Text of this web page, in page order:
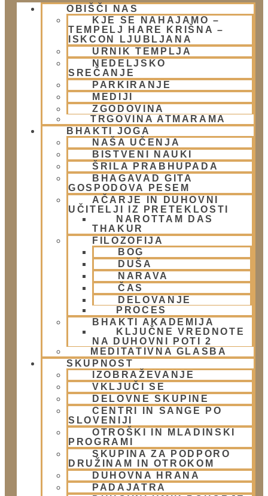
OBIŠČI NAS
KJE SE NAHAJAMO –
TEMPELJ HARE KRIŠNA –
ISKCON LJUBLJANA
URNIK TEMPLJA
NEDELJSKO
SREČANJE
PARKIRANJE
MEDIJI
ZGODOVINA
TRGOVINA ATMARAMA
BHAKTI JOGA
NAŠA UČENJA
BISTVENI NAUKI
ŠRILA PRABHUPADA
BHAGAVAD GITA
GOSPODOVA PESEM
AČARJE IN DUHOVNI
UČITELJI IZ PRETEKLOSTI
NAROTTAM DAS
THAKUR
FILOZOFIJA
BOG
DUŠA
NARAVA
ČAS
DELOVANJE
PROCES
BHAKTI AKADEMIJA
KLJUČNE VREDNOTE
NA DUHOVNI POTI 2
MEDITATIVNA GLASBA
SKUPNOST
IZOBRAŽEVANJE
VKLJUČI SE
DELOVNE SKUPINE
CENTRI IN SANGE PO
SLOVENIJI
OTROŠKI IN MLADINSKI
PROGRAMI
SKUPINA ZA PODPORO
DRUŽINAM IN OTROKOM
DUHOVNA HRANA
PADAJATRA
Klikni gumb spodaj.
Doniraj
Obišči nas
Urnik templja
Nedeljsko srečanje
Parkiranje
Politika zasebnosti
Prispevki
Aktualni dogodki
Trgovina Atmarama
Telefon:
01 431 21 24
info@harekrisna.net